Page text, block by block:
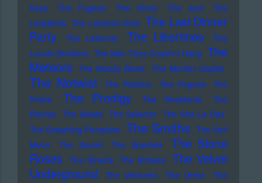
Keys
The Fugees The Hives The Jam
The
Ladybirds The Lambrini Girls The Last Dinner
Party
The Lathums The Libertines
The
Louvin Brothers The Man They Could'nt Hang The
Meteors The Moody Blues The Murder Capital
The Notwist The Platters The Pogues
The
Police
The Prodigy The Residents
The
Routes The Seeds The Selecter The Sha La Das
The Smashing Pumpkins The Smiths The Soft
Moon
The Sound The Specials
The Stone
Roses
The Streets The Strokes
The Velvet
Underground
The Ventures The Verve
The